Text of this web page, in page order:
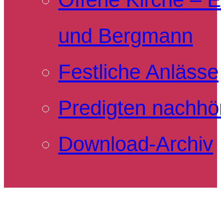
und Bergmann
Festliche Anlässe
Predigten
Download-Archiv